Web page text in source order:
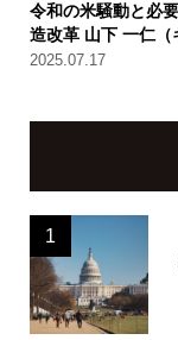
令和の米騒動と必
造改革 山下 一仁（
2025.07.17
1